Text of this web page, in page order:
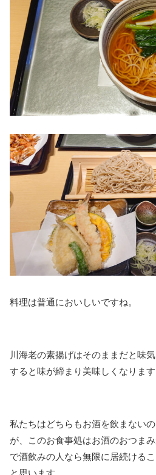
料理は普通においしいですね。
川海老の素揚げはそのままだと味
すると味が締まり美味しくなります
私たちはどちらもお酒を飲まない
が、このお食事処はお酒のおつま
で酒飲みの人なら無限に居続ける
と思います。